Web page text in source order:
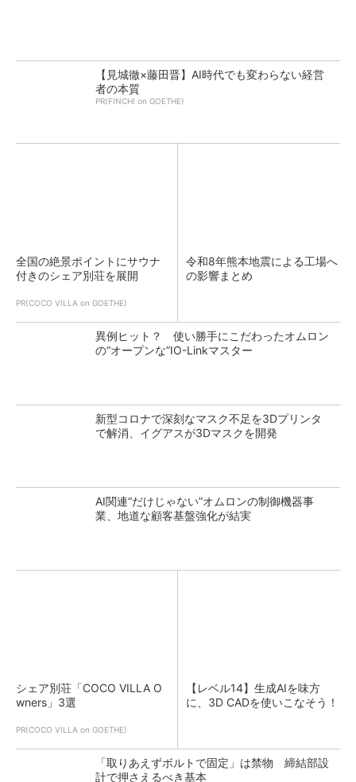
【見城徹×藤田晋】AI時代でも変わらない経営
者の本質
PR(FINCHI on GOETHE)
全国の絶景ポイントにサウナ
付きのシェア別荘を展開
PR(COCO VILLA on GOETHE)
令和8年熊本地震による工場へ
の影響まとめ
異例ヒット？ 使い勝手にこだわったオムロン
の“オープンな”IO-Linkマスター
新型コロナで深刻なマスク不足を3Dプリンタ
で解消、イグアスが3Dマスクを開発
AI関連“だけじゃない”オムロンの制御機器事
業、地道な顧客基盤強化が結実
シェア別荘「COCO VILLA O
wners」3選
PR(COCO VILLA on GOETHE)
【レベル14】生成AIを味方
に、3D CADを使いこなそう！
「取りあえずボルトで固定」は禁物 締結部設
計で押さえるべき基本